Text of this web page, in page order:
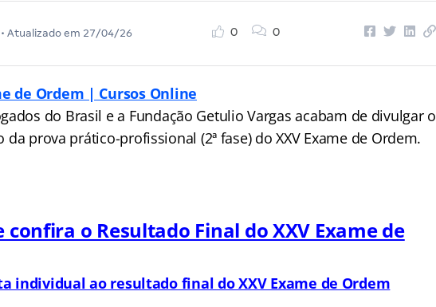
Atualizado em 27/04/26
0 0
de Ordem | Cursos Online
do Brasil e a Fundação Getulio Vargas acabam de divulgar o
prova prático-profissional (2ª fase) do XXV Exame de Ordem.
confira o Resultado Final do XXV Exame de
individual ao resultado final do XXV Exame de Ordem